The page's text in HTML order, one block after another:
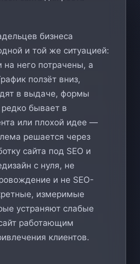
бизнеса
и той же ситуацией:
на него потрачены, а
ползёт вниз,
в выдаче, формы
бывает в
или плохой идее —
решается через
сайта под SEO и
с нуля, не
и не SEO-
измеримые
устраняют слабые
работающим
клиентов.